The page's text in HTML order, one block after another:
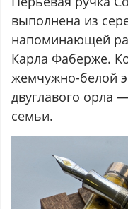
выполнена из
напоминающей
Карла Фаберже.
жемчужно-белой
двуглавого орла
семьи.